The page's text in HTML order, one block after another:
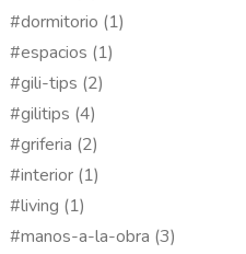
#dormitorio (1)
#espacios (1)
#gili-tips (2)
#gilitips (4)
#griferia (2)
#interior (1)
#living (1)
#manos-a-la-obra (3)